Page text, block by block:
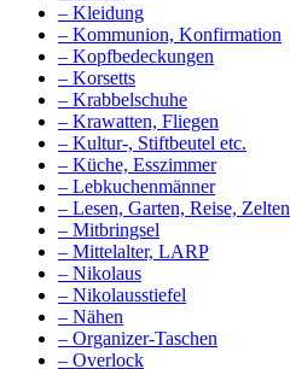
– Kleidung
– Kommunion, Konfirmation
– Kopfbedeckungen
– Korsetts
– Krabbelschuhe
– Krawatten, Fliegen
– Kultur-, Stiftbeutel etc.
– Küche, Esszimmer
– Lebkuchenmänner
– Lesen, Garten, Reise, Zelten
– Mitbringsel
– Mittelalter, LARP
– Nikolaus
– Nikolausstiefel
– Nähen
– Organizer-Taschen
– Overlock